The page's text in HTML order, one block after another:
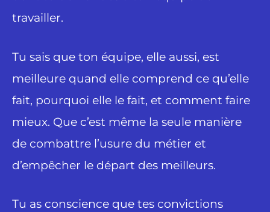
travailler.
Tu sais que ton équipe, elle aussi, est
meilleure quand elle comprend ce qu’elle
fait, pourquoi elle le fait, et comment faire
mieux. Que c’est même la seule manière
de combattre l’usure du métier et
d’empêcher le départ des meilleurs.
Tu as conscience que tes convictions